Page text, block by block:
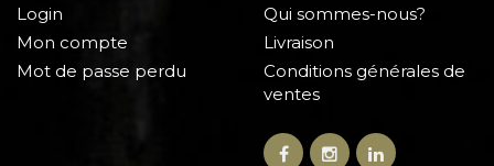
Login
Mon compte
Mot de passe perdu
Qui sommes-nous?
Livraison
Conditions générales de
ventes